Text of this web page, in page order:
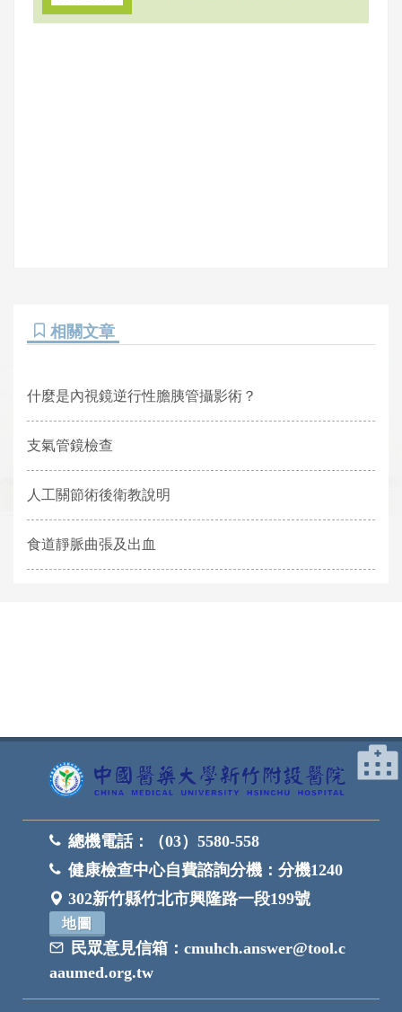
相關文章
什麼是內視鏡逆行性膽胰管攝影術？
支氣管鏡檢查
人工關節術後衛教說明
食道靜脈曲張及出血
總機電話：
（03）5580-558
健康檢查中心自費諮詢分機： 分機1240
302新竹縣竹北市興隆路一段199號
地圖
民眾意見信箱： cmuhch.answer@tool.c
aaumed.org.tw